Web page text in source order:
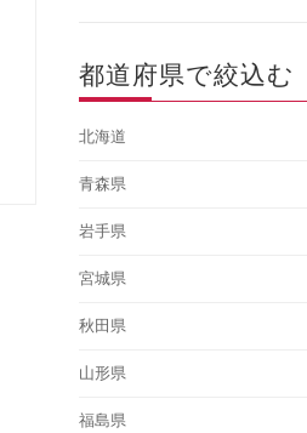
都道府県で絞込む
北海道
青森県
岩手県
宮城県
秋田県
山形県
福島県